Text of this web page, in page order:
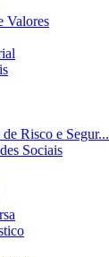
Valores
Risco e Segur...
Sociais